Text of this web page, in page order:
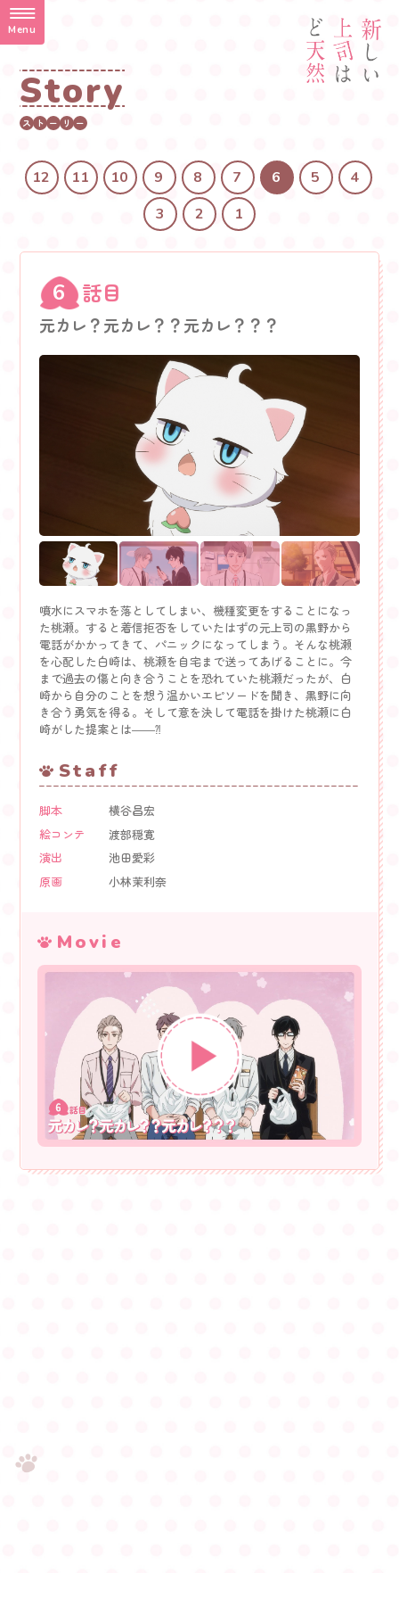
Menu
Story
ス ト ー リ ー
12 11 10 9 8 7 6 5
4
3
2 1
6 話目
元カレ？元カレ？？元カレ？？？
噴水にスマホを落としてしまい、機種変更をすることになっ
た桃瀬。すると着信拒否をしていたはずの元上司の黒野から
電話がかかってきて、パニックになってしまう。そんな桃瀬
を心配した白崎は、桃瀬を自宅まで送ってあげることに。今
まで過去の傷と向き合うことを恐れていた桃瀬だったが、白
崎から自分のことを想う温かいエピソードを聞き、黒野に向
き合う勇気を得る。そして意を決して電話を掛けた桃瀬に白
崎がした提案とは――⁈
Staff
脚本
横谷昌宏
絵コンテ
渡部穏寛
演出
池田愛彩
原画
小林茉利奈
Movie